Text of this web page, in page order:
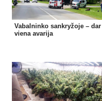
Vabalninko sankryžoje – dar
viena avarija